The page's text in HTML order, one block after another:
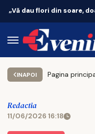
Vacanțe
INAPOI Pagina
Redactia
11/06/2026 16:18